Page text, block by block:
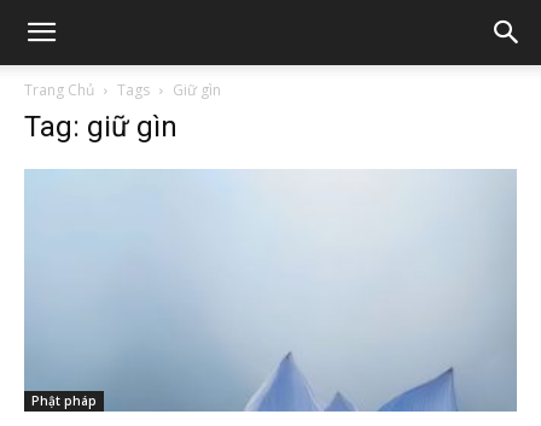
Trang Chủ Tags Giữ gìn
Tag: giữ gìn
Phật pháp